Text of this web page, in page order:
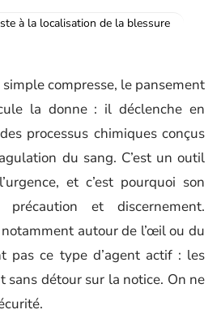
à la localisation de la blessure
compresse, le pansement
la donne : il déclenche en
processus chimiques conçus
du sang. C’est un outil
et c’est pourquoi son
et discernement.
autour de l’œil ou du
pas ce type d’agent actif : les
sans détour sur la notice. On ne